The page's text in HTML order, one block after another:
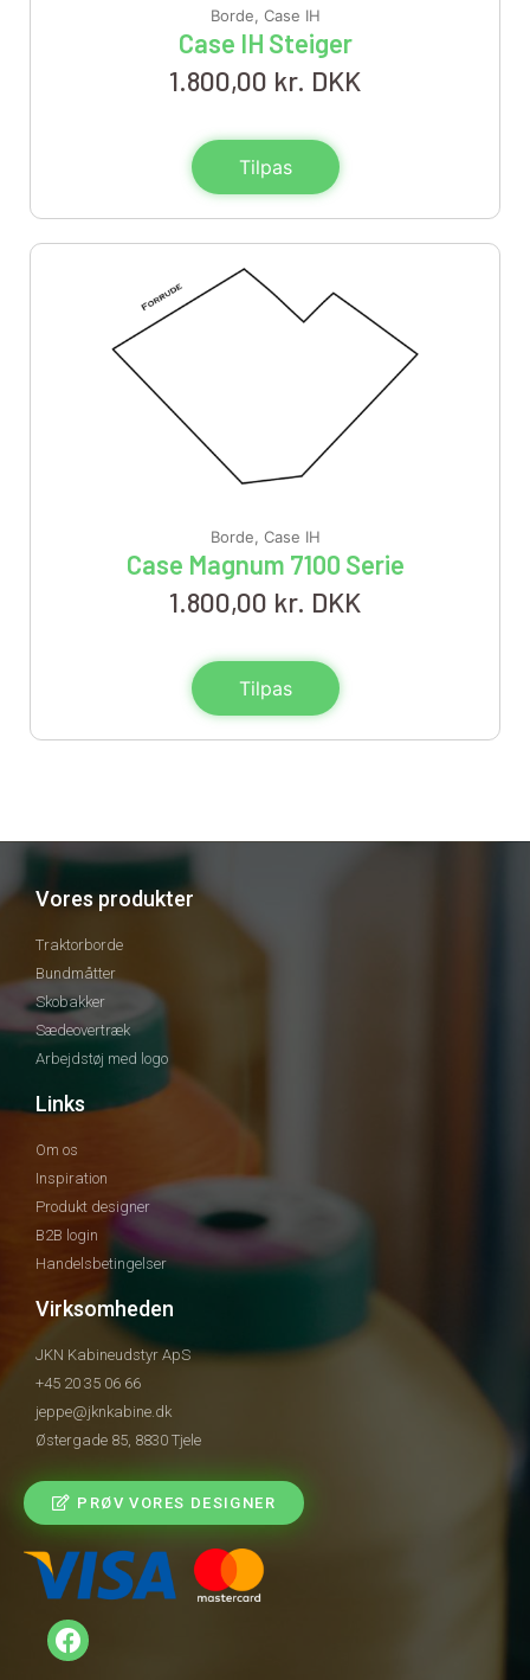
Borde, Case IH
Case IH Steiger
1.800,00 kr. DKK
Tilpas
Borde, Case IH
Case Magnum 7100 Serie
1.800,00 kr. DKK
Tilpas
Vores produkter
Traktorborde
Bundmåtter
Skobakker
Sædeovertræk
Arbejdstøj med logo
Links
Om os
Inspiration
Produkt designer
B2B login
Handelsbetingelser
Virksomheden
JKN Kabineudstyr ApS
+45 20 35 06 66
jeppe@jknkabine.dk
Østergade 85, 8830 Tjele
PRØV VORES DESIGNER